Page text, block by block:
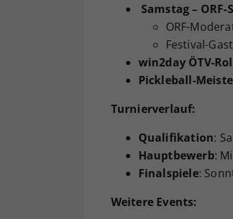
Samstag –
ORF-
Festival-
win2day ÖTV-
Pickleball-
Turnierverlauf:
Qualifikation:
Hauptbewerb:
Finalspiele:
Weitere Events: